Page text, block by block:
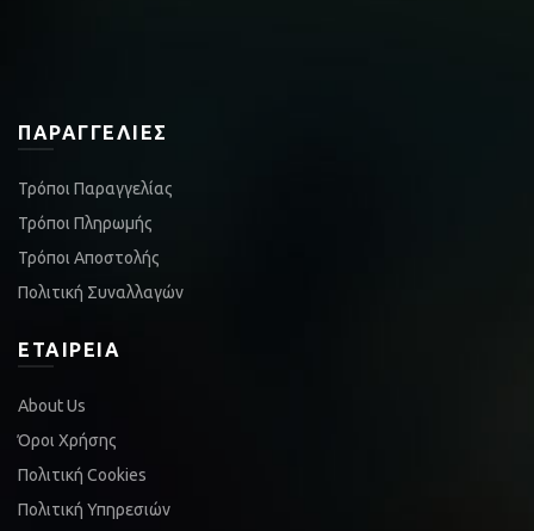
ΠΑΡΑΓΓΕΛΊΕΣ
Τρόποι Παραγγελίας
Τρόποι Πληρωμής
Τρόποι Αποστολής
Πολιτική Συναλλαγών
ΕΤΑΙΡΕΊΑ
About Us
Όροι Χρήσης
Πολιτική Cookies
Πολιτική Υπηρεσιών